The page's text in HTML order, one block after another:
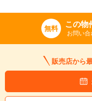
無料 この物
お問い
販売店から